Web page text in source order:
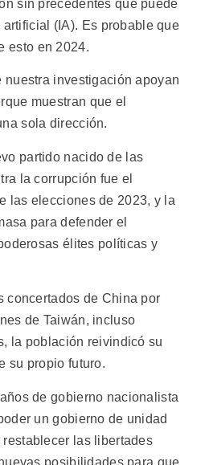
sin precedentes que puede
(IA). Es probable que
esto en 2024.
nuestra investigación apoyan
muestran que el
sola dirección.
partido nacido de las
la corrupción fue el
las elecciones de 2023, y la
para defender el
élites políticas y
concertados de China por
de Taiwán, incluso
la población reivindicó su
su propio futuro.
de gobierno nacionalista
un gobierno de unidad
las libertades
posibilidades para que